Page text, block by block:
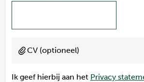
CV (optioneel)
Ik geef hierbij aan het Privacy